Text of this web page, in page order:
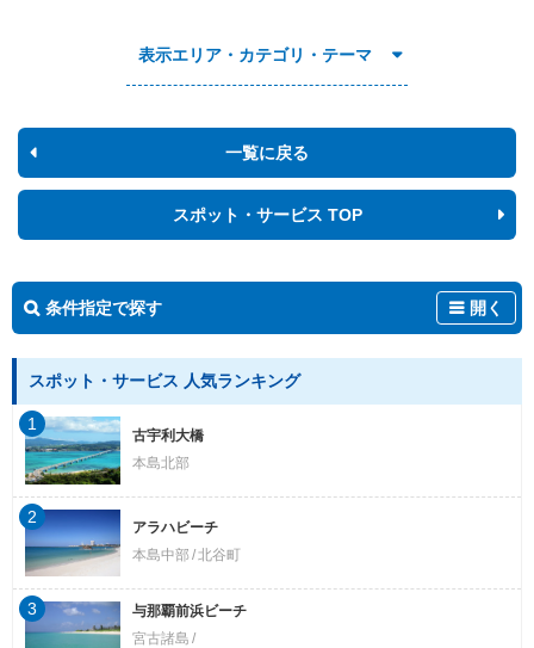
表示エリア・カテゴリ・テーマ
一覧に戻る
スポット・サービス TOP
条件指定で探す 開く
スポット・サービス 人気ランキング
古宇利大橋
本島北部
1
アラハビーチ
本島中部 北谷町
2
与那覇前浜ビーチ
宮古諸島
3